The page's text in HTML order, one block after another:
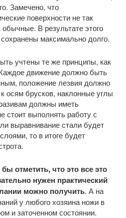
Замечено, что
поверхности не так
В результате этого
максимально долго.
учтены те же принципы, как
движение должно быть
положение лезвия должно
осям брусков, наклонные углы
должны иметь
стоит выполнять работу с
выравнивание стали будет
то в итоге будет
отметить, что это все это
нужен практический
можно получить. А на
у любого хозяина ножи в
и заточенном состоянии.